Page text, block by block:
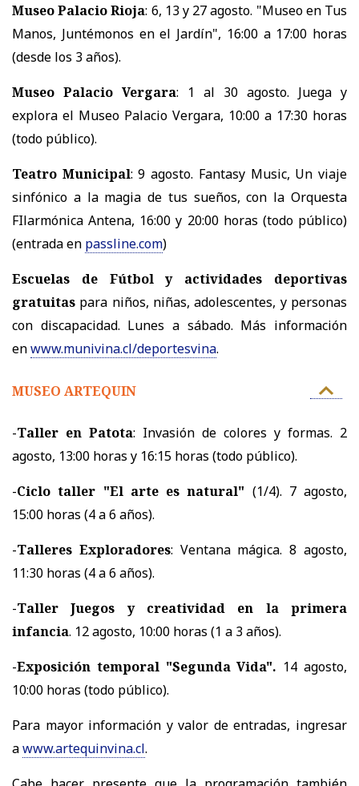
Museo Palacio Rioja: 6, 13 y 27 agosto. "Museo en Tus
Manos, Juntémonos en el Jardín", 16:00 a 17:00 horas
(desde los 3 años).
Museo Palacio Vergara: 1 al 30 agosto. Juega y
explora el Museo Palacio Vergara, 10:00 a 17:30 horas
(todo público).
Teatro Municipal: 9 agosto. Fantasy Music, Un viaje
sinfónico a la magia de tus sueños, con la Orquesta
FIlarmónica Antena, 16:00 y 20:00 horas (todo público)
(entrada en passline.com)
Escuelas de Fútbol y actividades deportivas
gratuitas para niños, niñas, adolescentes, y personas
con discapacidad. Lunes a sábado. Más información
enwww.munivina.cl/deportesvina.
MUSEO ARTEQUIN
-Taller en Patota: Invasión de colores y formas. 2
agosto, 13:00 horas y 16:15 horas (todo público).
-Ciclo taller "El arte es natural" (1/4). 7 agosto,
15:00 horas (4 a 6 años).
-Talleres Exploradores: Ventana mágica. 8 agosto,
11:30 horas (4 a 6 años).
-Taller Juegos y creatividad en la primera
infancia. 12 agosto, 10:00 horas (1 a 3 años).
-Exposición temporal "Segunda Vida". 14 agosto,
10:00 horas (todo público).
Para mayor información y valor de entradas, ingresar
awww.artequinvina.cl.